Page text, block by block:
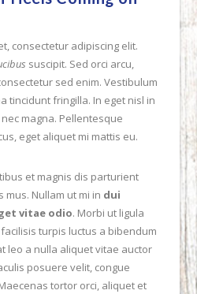
POST
consectetur adipiscing elit.
suscipit. Sed orci arcu,
sed enim. Vestibulum
tincidunt fringilla. In eget nisl in
magna. Pellentesque
eget aliquet mi mattis eu.
et magnis dis parturient
Nullam ut mi in dui
vitae odio. Morbi ut ligula
turpis luctus a bibendum
leo a nulla aliquet vitae auctor
posuere velit, congue
tortor orci, aliquet et